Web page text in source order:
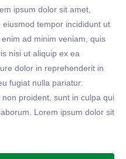
ipsum dolor sit amet,
tempor incididunt ut
ad minim veniam, quis
nisi ut aliquip ex ea
dolor in reprehenderit in
fugiat nulla pariatur.
proident, sunt in culpa qui
Lorem ipsum dolor sit